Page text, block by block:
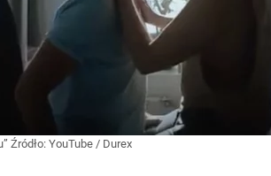
Źródło: YouTube / Durex